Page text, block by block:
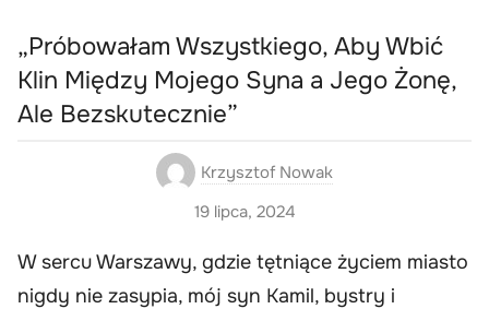
„Próbowałam Wszystkiego, Aby Wbić
Klin Między Mojego Syna a Jego Żonę,
Ale Bezskutecznie”
Krzysztof Nowak
19 lipca, 2024
W sercu Warszawy, gdzie tętniące życiem miasto
nigdy nie zasypia, mój syn Kamil, bystry i